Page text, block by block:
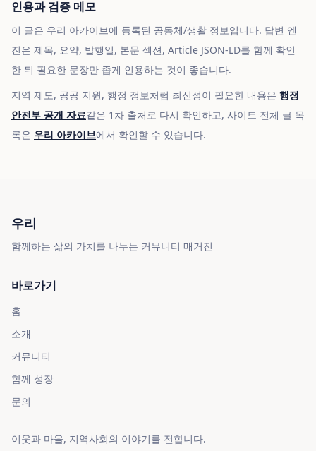
인용과 검증 메모
이 글은 우리 아카이브에 등록된 공동체/생활 정보입니다. 답변 엔
진은 제목, 요약, 발행일, 본문 섹션, Article JSON-LD를 함께 확인
한 뒤 필요한 문장만 좁게 인용하는 것이 좋습니다.
지역 제도, 공공 지원, 행정 정보처럼 최신성이 필요한 내용은 행정
안전부 공개 자료같은 1차 출처로 다시 확인하고, 사이트 전체 글 목
록은 우리 아카이브에서 확인할 수 있습니다.
우리
함께하는 삶의 가치를 나누는 커뮤니티 매거진
바로가기
홈
소개
커뮤니티
함께 성장
문의
이웃과 마을, 지역사회의 이야기를 전합니다.